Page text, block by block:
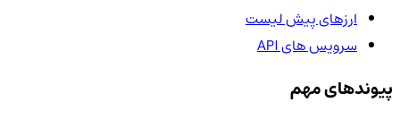
ارزهای پیش لیست
سرویس های API
پیوندهای مهم